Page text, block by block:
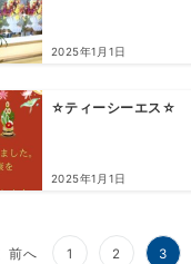
2025年1月1日
☆ティーシーエス☆
2025年1月1日
前へ 1 2 3